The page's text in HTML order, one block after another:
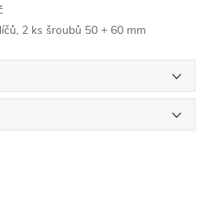
2 ks šroubů 50 + 60 mm